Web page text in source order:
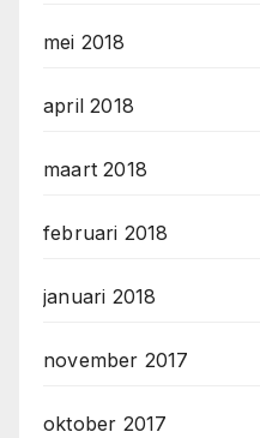
mei 2018
april 2018
maart 2018
februari 2018
januari 2018
november 2017
oktober 2017